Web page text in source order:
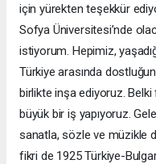
için yürekten teşekkür
Sofya Üniversitesi’nde
istiyorum. Hepimiz,
Türkiye arasında
birlikte inşa ediyoruz. Belki
büyük bir iş yapıyoruz.
sanatla, sözle ve müzikle
fikri de 1925 Türkiye-